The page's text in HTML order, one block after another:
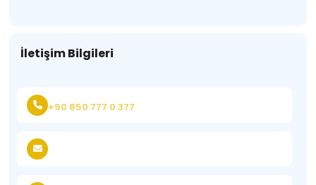
İletişim Bilgileri
+90 850 777 0 377